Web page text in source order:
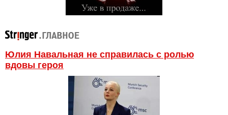
Юлия Навальная не справилась с ролью
вдовы героя